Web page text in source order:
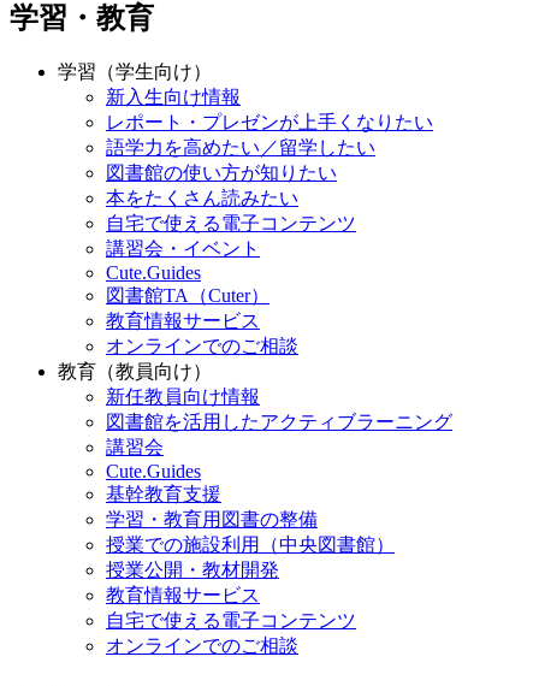
学習・教育
学習（学生向け）
新入生向け情報
レポート・プレゼンが上手くなりたい
語学力を高めたい／留学したい
図書館の使い方が知りたい
本をたくさん読みたい
自宅で使える電子コンテンツ
講習会・イベント
Cute.Guides
図書館TA（Cuter）
教育情報サービス
オンラインでのご相談
教育（教員向け）
新任教員向け情報
図書館を活用したアクティブラーニング
講習会
Cute.Guides
基幹教育支援
学習・教育用図書の整備
授業での施設利用（中央図書館）
授業公開・教材開発
教育情報サービス
自宅で使える電子コンテンツ
オンラインでのご相談